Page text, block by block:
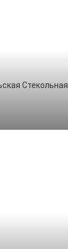
Стекольная